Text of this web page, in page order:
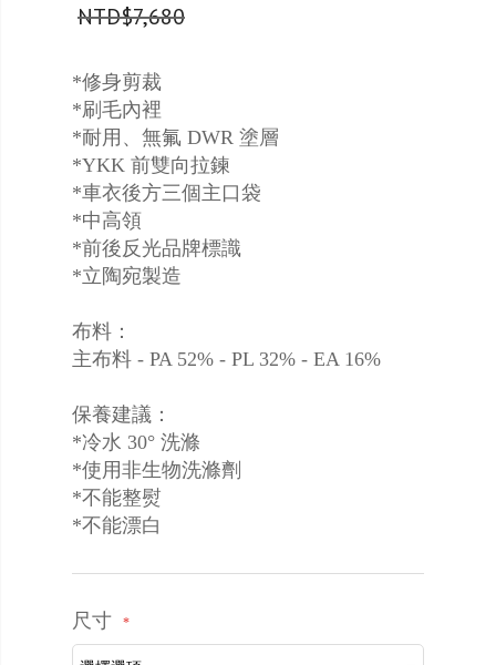
NTD$7,680
*修身剪裁
*刷毛內裡
*耐用、無氟 DWR 塗層
*YKK 前雙向拉鍊
*車衣後方三個主口袋
*中高領
*前後反光品牌標識
*立陶宛製造
布料：
主布料 - PA 52% - PL 32% - EA 16%
保養建議：
*冷水 30° 洗滌
*使用非生物洗滌劑
*不能整熨
*不能漂白
尺寸